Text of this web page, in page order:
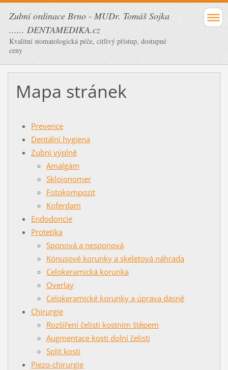
Zubní ordinace Brno - MUDr. Tomáš Sojka
...... DENTAMEDIKA.cz
Kvalitní stomatologická péče, citlivý přístup, dostupné
ceny
Mapa stránek
Prevence
Dentální hygiena
Zubní výplně
Amalgám
Skloionomer
Fotokompozit
Koferdam
Endodoncie
Protetika
Sponová a nesponová
Kónusové korunky a skeletová náhrada
Celokeramická korunka
Overlay
Celokeramické korunky a úprava dásně
Chirurgie
Rozšíření čelisti kostním štěpem
Augmentace kosti dolní čelisti
Split kosti
Piezo-chirurgie